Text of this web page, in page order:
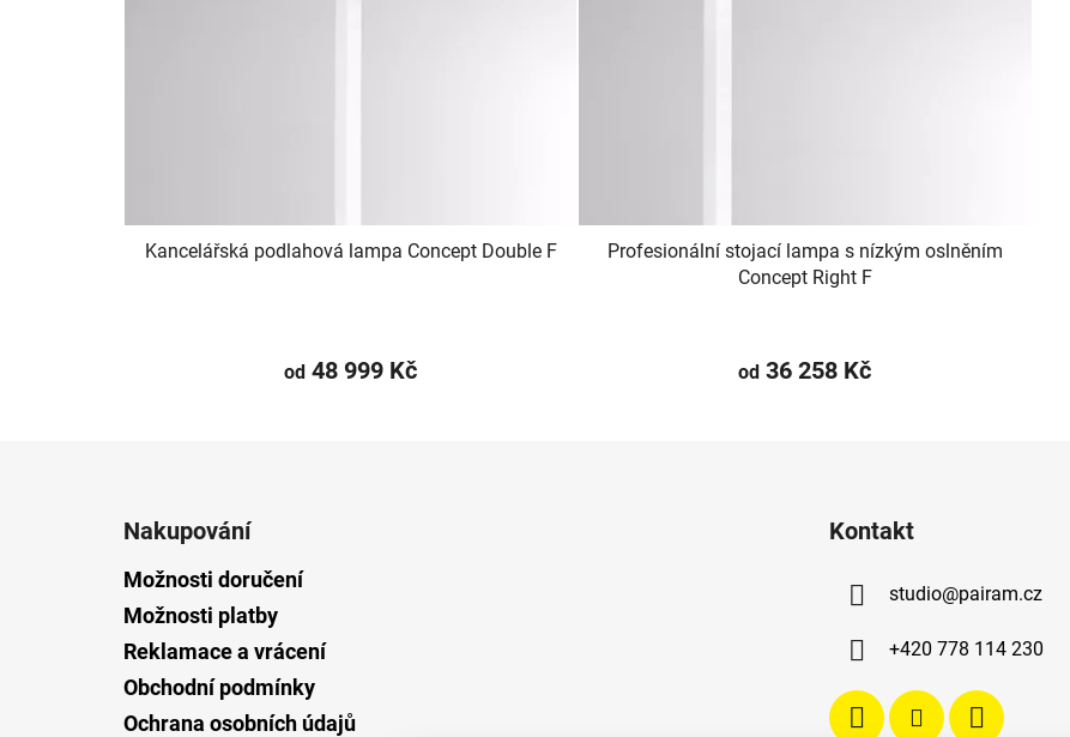
Kancelářská podlahová lampa Concept Double F
od 48 999 Kč
Profesionální stojací lampa s nízkým oslněním
Concept Right F
od 36 258 Kč
Nakupování
Možnosti doručení
Možnosti platby
Reklamace a vrácení
Obchodní podmínky
Ochrana osobních údajů
Kontakt
studio@pairam.cz
+420 778 114 230